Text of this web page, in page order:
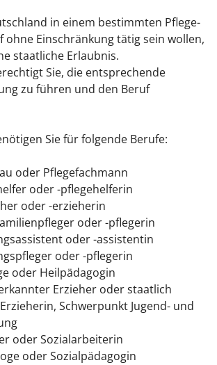
in einem bestimmten Pflege-
ohne Einschränkung tätig sein wollen,
staatliche Erlaubnis.
Sie, die entsprechende
zu führen und den Beruf
Sie für folgende Berufe:
oder Pflegefachmann
oder -pflegehelferin
oder -erzieherin
oder -pflegerin
oder -assistentin
oder -pflegerin
oder Heilpädagogin
Erzieher oder staatlich
Schwerpunkt Jugend- und
oder Sozialarbeiterin
oder Sozialpädagogin